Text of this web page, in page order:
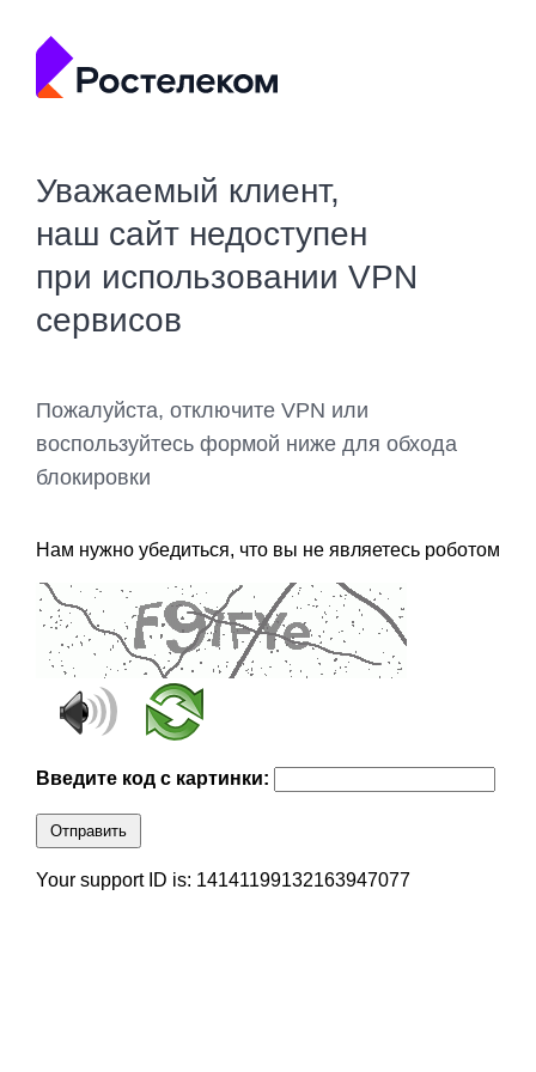
Уважаемый клиент,
наш сайт недоступен
при использовании VPN
сервисов
Пожалуйста, отключите VPN или
воспользуйтесь формой ниже для обхода
блокировки
Нам нужно убедиться, что вы не являетесь роботом
Введите код с картинки:
Отправить
Your support ID is: 14141199132163947077